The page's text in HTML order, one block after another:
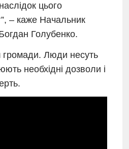
цього
– каже Начальник
Голубенко.
громади. Люди несуть
необхідні дозволи і